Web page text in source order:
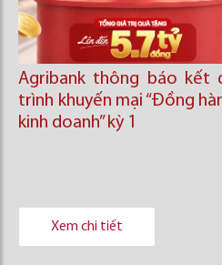
Agribank thông báo kết
trình khuyến mại “Đồng
kinh doanh’’ kỳ 1
Xem chi tiết